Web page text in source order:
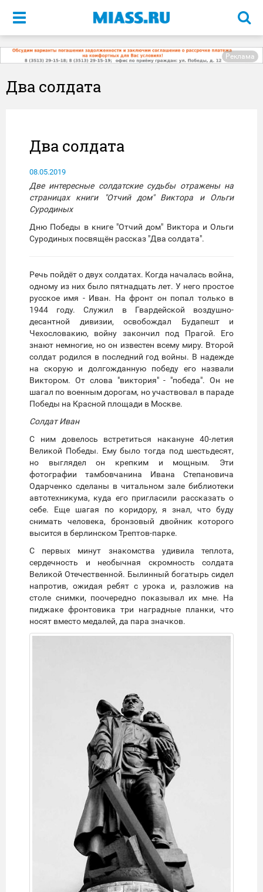
Меню
Реклама
Два солдата
Два солдата
08.05.2019
Две интересные солдатские судьбы отражены на
страницах книги "Отчий дом" Виктора и Ольги
Суродиных
Дню Победы в книге "Отчий дом" Виктора и Ольги
Суродиных посвящён рассказ "Два солдата".
Речь пойдёт о двух солдатах. Когда началась война,
одному из них было пятнадцать лет. У него простое
русское имя - Иван. На фронт он попал только в
1944 году. Служил в Гвардейской воздушно-
десантной дивизии, освобождал Будапешт и
Чехословакию, войну закончил под Прагой. Его
знают немногие, но он известен всему миру. Второй
солдат родился в последний год войны. В надежде
на скорую и долгожданную победу его назвали
Виктором. От слова "виктория" - "победа". Он не
шагал по военным дорогам, но участвовал в параде
Победы на Красной площади в Москве.
Солдат Иван
С ним довелось встретиться накануне 40-летия
Великой Победы. Ему было тогда под шестьдесят,
но выглядел он крепким и мощным. Эти
фотографии тамбовчанина Ивана Степановича
Одарченко сделаны в читальном зале библиотеки
автотехникума, куда его пригласили рассказать о
себе. Еще шагая по коридору, я знал, что буду
снимать человека, бронзовый двойник которого
высится в берлинском Трептов-парке.
С первых минут знакомства удивила теплота,
сердечность и необычная скромность солдата
Великой Отечественной. Былинный богатырь сидел
напротив, ожидая ребят с урока и, разложив на
столе снимки, поочередно показывал их мне. На
пиджаке фронтовика три наградные планки, что
носят вместо медалей, да пара значков.